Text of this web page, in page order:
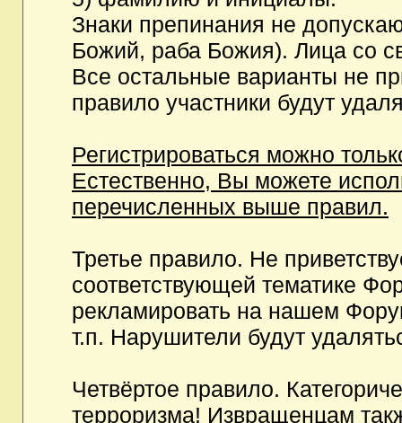
Знаки препинания не
Божий, раба Божия). Лица со
Все остальные варианты не
правило участники будут
Регистрироваться можно
Естественно, Вы можете
перечисленных выше правил.
Третье правило. Не
соответствующей тематике
рекламировать на нашем
т.п. Нарушители будут
Четвёртое правило.
терроризма! Извращенцам